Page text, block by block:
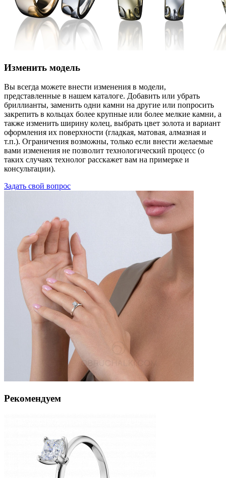
Изменить модель
Вы всегда можете внести изменения в модели,
представленные в нашем каталоге. Добавить или убрать
бриллианты, заменить одни камни на другие или попросить
закрепить в кольцах более крупные или более мелкие камни, а
также изменить ширину колец, выбрать цвет золота и вариант
оформления их поверхности (гладкая, матовая, алмазная и
т.п.). Ограничения возможны, только если внести желаемые
вами изменения не позволит технологический процесс (о
таких случаях технолог расскажет вам на примерке и
консультации).
Задать свой вопрос
Рекомендуем